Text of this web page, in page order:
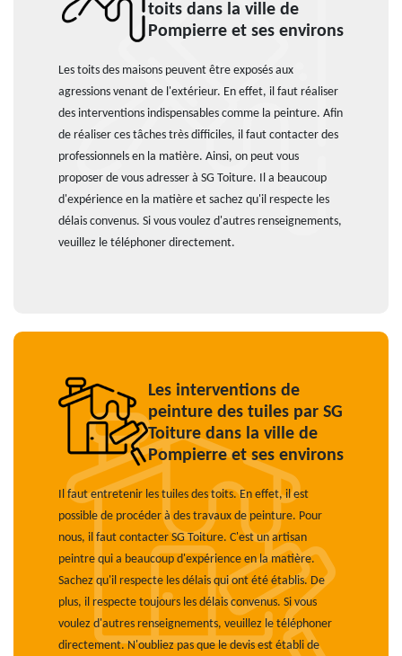
toits dans la ville de
Pompierre et ses environs
Les toits des maisons peuvent être exposés aux
agressions venant de l'extérieur. En effet, il faut réaliser
des interventions indispensables comme la peinture. Afin
de réaliser ces tâches très difficiles, il faut contacter des
professionnels en la matière. Ainsi, on peut vous
proposer de vous adresser à SG Toiture. Il a beaucoup
d'expérience en la matière et sachez qu'il respecte les
délais convenus. Si vous voulez d'autres renseignements,
veuillez le téléphoner directement.
Les interventions de
peinture des tuiles par SG
Toiture dans la ville de
Pompierre et ses environs
Il faut entretenir les tuiles des toits. En effet, il est
possible de procéder à des travaux de peinture. Pour
nous, il faut contacter SG Toiture. C'est un artisan
peintre qui a beaucoup d'expérience en la matière.
Sachez qu'il respecte les délais qui ont été établis. De
plus, il respecte toujours les délais convenus. Si vous
voulez d'autres renseignements, veuillez le téléphoner
directement. N'oubliez pas que le devis est établi de